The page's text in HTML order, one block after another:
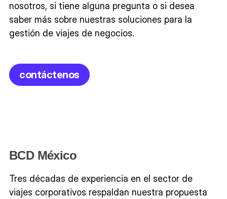
nosotros, si tiene alguna pregunta o si desea
saber más sobre nuestras soluciones para la
gestión de viajes de negocios.
contáctenos
BCD México
Tres décadas de experiencia en el sector de
viajes corporativos respaldan nuestra propuesta